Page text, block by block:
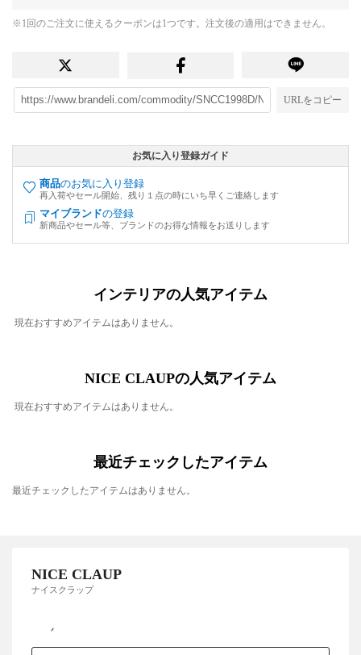
※1回のご注文に使えるクーポンは1つです。注文後の適用はできません。
URLをコピー
お気に入り登録ガイド
商品のお気に入り登録
再入荷やセール開始、残り１点の時にいち早くご連絡します
マイブランドの登録
新商品やセール等、ブランドのお得な情報をお送りします
インテリアの人気アイテム
現在おすすめアイテムはありません。
NICE CLAUPの人気アイテム
現在おすすめアイテムはありません。
最近チェックしたアイテム
最近チェックしたアイテムはありません。
NICE CLAUP
ナイスクラップ